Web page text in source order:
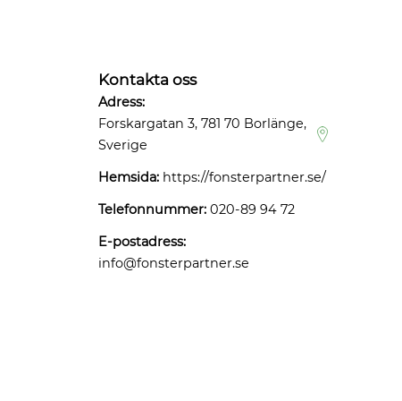
Kontakta oss
Adress:
Forskargatan 3, 781 70 Borlänge,
Sverige
Hemsida: https://fonsterpartner.se/
Telefonnummer: 020-89 94 72
E-postadress:
info@fonsterpartner.se